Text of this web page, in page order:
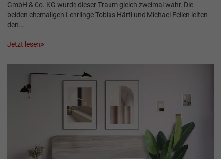
GmbH & Co. KG wurde dieser Traum gleich zweimal wahr. Die
beiden ehemaligen Lehrlinge Tobias Härtl und Michael Feilen leiten
den…
Jetzt lesen